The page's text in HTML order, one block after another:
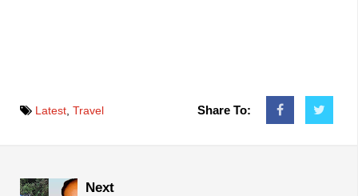
Latest Travel Share To:
Next